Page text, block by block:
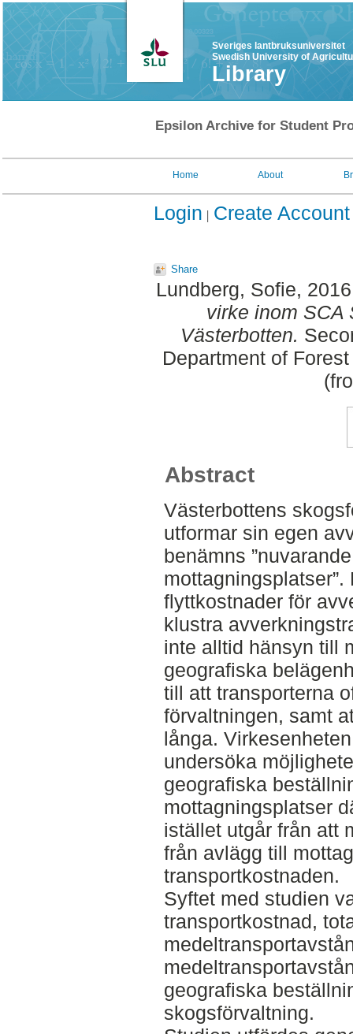
Sveriges lantbruksuniversitet
Swedish University of
Library
Epsilon Archive for Student
Home About
Login Create Account
Share
Lundberg, Sofie,
virke inom SCA
Västerbotten.
Department of
Abstract
Västerbottens
utformar sin egen
benämns
flyttkostnader för
klustra
inte alltid hänsyn till
geografiska
till att transporterna
förvaltningen, samt
långa.
undersöka
geografiska
mottagningsplatser
istället utgår från att
från avlägg till
transportkostnaden.
Syftet med studien
transportkostnad,
geografiska
skogsförvaltning.